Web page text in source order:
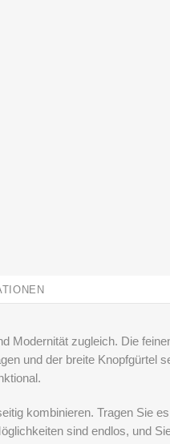
Modernität zugleich. Die
und der breite Knopfgürtel
kombinieren. Tragen Sie
sind endlos, und